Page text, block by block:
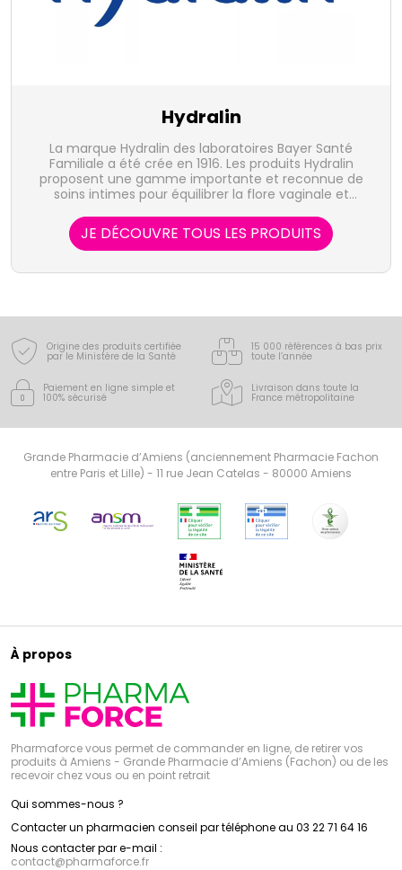
Hydralin
La marque Hydralin des laboratoires Bayer Santé
Familiale a été crée en 1916. Les produits Hydralin
proposent une gamme importante et reconnue de
soins intimes pour équilibrer la flore vaginale et
Ils permettent de lutter contre les inconforts telles
que les irritations, les mycoses ou encore la
sécheresse vaginale.
JE DÉCOUVRE TOUS LES PRODUITS
Origine des produits certifiée
par le Ministère de la Santé
15 000 références à bas prix
toute l’année
Paiement en ligne simple et
100% sécurisé
Livraison dans toute la
France métropolitaine
Grande Pharmacie d’Amiens (anciennement Pharmacie Fachon
entre Paris et Lille) - 11 rue Jean Catelas - 80000 Amiens
À propos
Pharmaforce vous permet de commander en ligne, de retirer vos
produits à Amiens - Grande Pharmacie d’Amiens (Fachon) ou de les
recevoir chez vous ou en point retrait
Qui sommes-nous ?
Contacter un pharmacien conseil par téléphone au 03 22 71 64 16
Nous contacter par e-mail :
contact@pharmaforce.fr